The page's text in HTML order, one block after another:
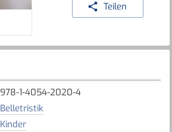
Teilen
978-1-4054-2020-4
Belletristik
Kinder